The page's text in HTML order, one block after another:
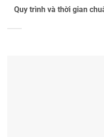
Quy trình và thời gian